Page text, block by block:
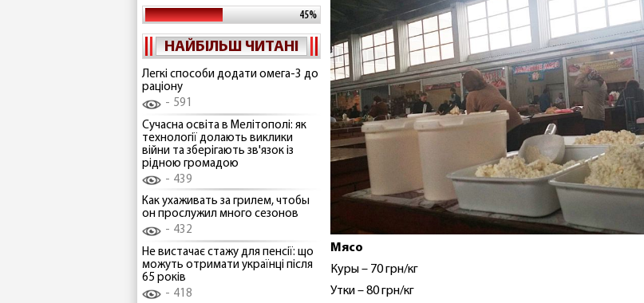
45%
НАЙБІЛЬШ ЧИТАНІ
Легкі способи додати омега-3 до
раціону
591
Сучасна освіта в Мелітополі: як
технології долають виклики
війни та зберігають зв'язок із
рідною громадою
439
Как ухаживать за грилем, чтобы
он прослужил много сезонов
432
Не вистачає стажу для пенсії: що
можуть отримати українці після
65 років
418
Мясо
Куры – 70 грн/кг
Утки – 80 грн/кг